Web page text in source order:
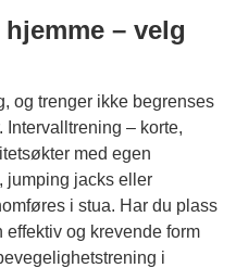
– velg
og trenger ikke begrenses
– korte,
med egen
jumping jacks eller
i stua. Har du plass
og krevende form
i